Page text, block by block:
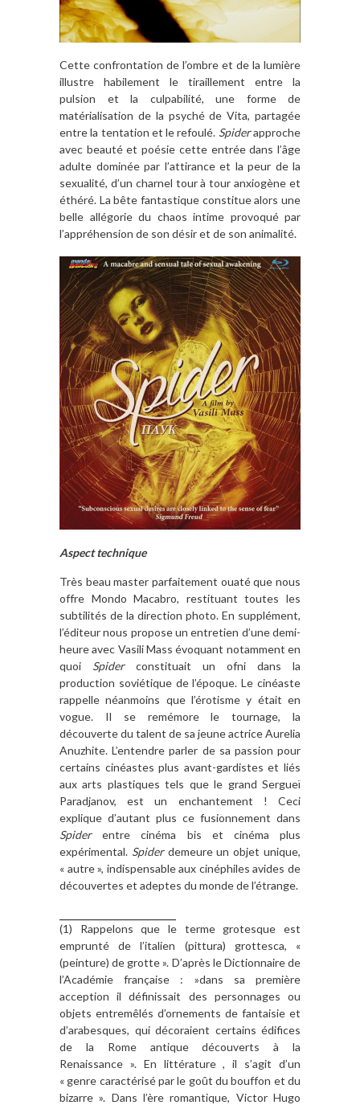
Cette confrontation de l’ombre et de la lumière
illustre habilement le tiraillement entre la
pulsion et la culpabilité, une forme de
matérialisation de la psyché de Vita, partagée
entre la tentation et le refoulé. Spiderapproche
avec beauté et poésie cette entrée dans l’âge
adulte dominée par l’attirance et la peur de la
sexualité, d’un charnel tour à tour anxiogène et
éthéré. La bête fantastique constitue alors une
belle allégorie du chaos intime provoqué par
l’appréhension de son désir et de son animalité.
Aspect technique
Très beau master parfaitement ouaté que nous
offre Mondo Macabro, restituant toutes les
subtilités de la direction photo. En supplément,
l’éditeur nous propose un entretien d’une demi-
heure avec Vasili Mass évoquant notamment en
quoi Spiderconstituait un ofni dans la
production soviétique de l’époque. Le cinéaste
rappelle néanmoins que l’érotisme y était en
vogue. Il se remémore le tournage, la
découverte du talent de sa jeune actrice Aurelia
Anuzhite. L’entendre parler de sa passion pour
certains cinéastes plus avant-gardistes et liés
aux arts plastiques tels que le grand Sergueï
Paradjanov, est un enchantement ! Ceci
explique d’autant plus ce fusionnement dans
Spiderentre cinéma bis et cinéma plus
expérimental. Spiderdemeure un objet unique,
« autre », indispensable aux cinéphiles avides de
découvertes et adeptes du monde de l’étrange.
(1) Rappelons que le terme grotesque est
emprunté de l’italien (pittura) grottesca, «
(peinture) de grotte ». D’après le Dictionnaire de
l’Académie française : »dans sa première
acception il définissait des personnages ou
objets entremêlés d’ornements de fantaisie et
d’arabesques, qui décoraient certains édifices
de la Rome antique découverts à la
Renaissance ». En littérature , il s’agit d’un
« genre caractérisé par le goût du bouffon et du
bizarre ». Dans l’ère romantique, Victor Hugo